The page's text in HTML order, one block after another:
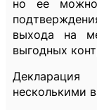
но ее можно
выхода на
выгодных
несколькими